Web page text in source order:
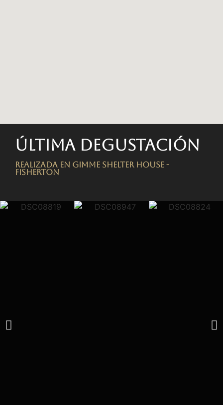
Última degustación
Realizada en Gimme Shelter House -
FISHERTON